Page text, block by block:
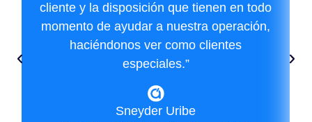
cliente y la disposición que tienen en todo
momento de ayudar a nuestra operación,
haciéndonos ver como clientes
especiales.”
Sneyder Uribe